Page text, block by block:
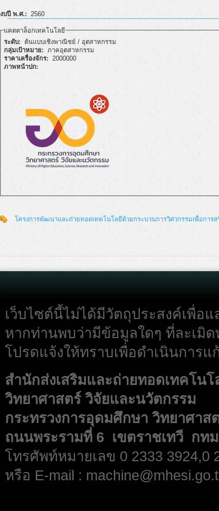
งบปี พ.ศ.: 2560
แคตตาล็อกเทคโนโลยี
ระดับ:
ต้นแบบเชิงพาณิชย์ / อุตสาหกรรม
กลุ่มเป้าหมาย:
ภาคอุตสาหกรรม
ราคาเครื่องจักร:
2000000
ภาพหน้าปก:
โครงการพัฒนาและถ่ายทอดเทคโนโลยีด้วยกระบวนการวิศวกรรมเพื่อการ
เว็บไซต์นี้ไม่ได้มีวัตถุประสงค์เพื่อแ
หากท่านพบว่ามีข้อมูลใดๆ ที่ละเมิ
โปรดแจ้งให้ทราบเพื่อดำเนินการ
สำนักส่งเสริมและถ่ายทอดเทคโน
วิทยาศาสตร์ วิจัยและนวัตกรรม
กระทรวงการอุดมศึกษา วิทยาศาส
ถนนพระรามที่ 6 เขตราชเทวี กทม
โทรศัพท์หมายเลข 0 2333 3924,0
หรือ E-mail :